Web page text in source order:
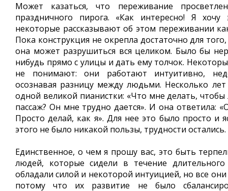
Может казаться, что переживание
праздничного пирога. «Как интересно! Я хочу
некоторые рассказывают об этом переживании
Пока конструкция не окрепла достаточно для
она может разрушиться вся целиком. Было бы
нибудь прямо с улицы и дать ему толчок.
не понимают: они работают интуитивно,
осознавая разницу между людьми. Несколько лет
одной великой пианистки: «Что мне делать, чтобы
пассаж? Он мне трудно дается». И она ответила:
Просто делай, как я». Для нее это было просто и
этого не было никакой пользы, трудности остались.
Единственное, о чем я прошу вас, это быть
людей, которые сидели в течение
обладали силой и некоторой интуицией, но все
потому что их развитие не было